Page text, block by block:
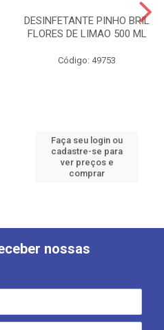
DESINFETANTE PINHO BRIL
FLORES DE LIMAO 500 ML
Código: 49753
Faça seu login ou
cadastre-se para
ver preços e
comprar
nossas